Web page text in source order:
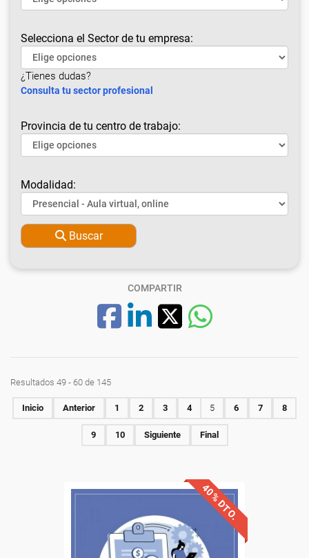
Selecciona el Sector de tu empresa:
¿Tienes dudas?
Consulta tu sector profesional
Provincia de tu centro de trabajo:
Modalidad:
Buscar
COMPARTIR
Resultados 49 - 60 de 145
Inicio Anterior 1 2 3 4 5 6 7 8
9 10 Siguiente Final
40% DTO.
Descuentos especiales